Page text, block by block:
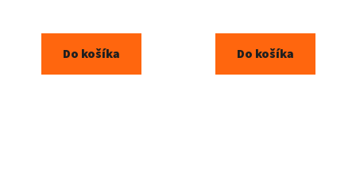
Do košíka Do košíka